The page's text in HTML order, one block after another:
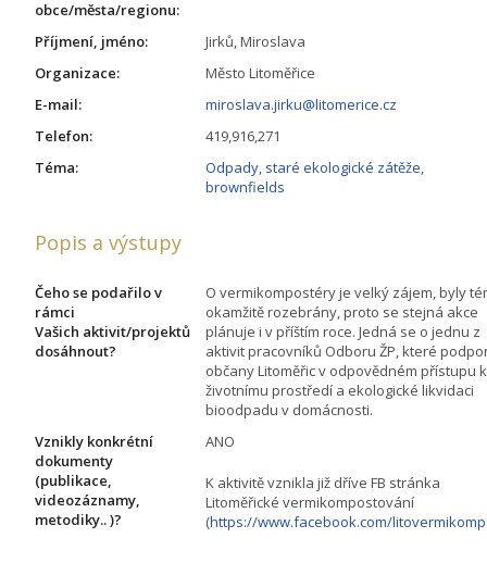
obce/města/regionu:
Příjmení, jméno:
Jirků, Miroslava
Organizace:
Město Litoměřice
E-mail:
miroslava.jirku@litomerice.cz
Telefon:
419,916,271
Téma:
Odpady, staré ekologické zátěže,
brownfields
Popis a výstupy
Čeho se podařilo v
rámci
Vašich aktivit/projektů
dosáhnout?
O vermikompostéry je velký zájem, byly
okamžitě rozebrány, proto se stejná akce
plánuje i v příštím roce. Jedná se o jednu z
aktivit pracovníků Odboru ŽP, které
občany Litoměřic v odpovědném přístupu k
životnímu prostředí a ekologické likvidaci
bioodpadu v domácnosti.
Vznikly konkrétní
dokumenty
(publikace,
videozáznamy,
metodiky.. )?
ANO
K aktivitě vznikla již dříve FB stránka
Litoměřické vermikompostování
(https://www.facebook.com/